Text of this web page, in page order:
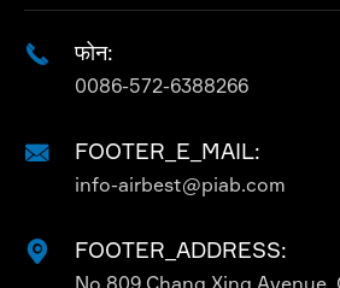
 फोन:
0086-572-6388266
 FOOTER_E_MAIL:
info-airbest@piab.com
 FOOTER_ADDRESS: